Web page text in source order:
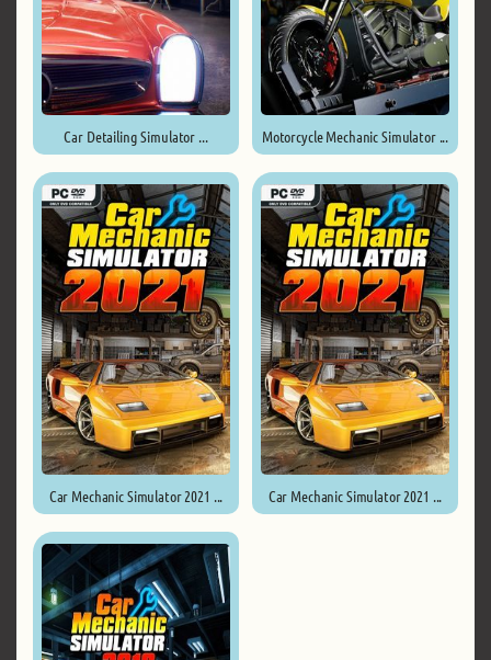
Car Detailing Simulator ... Motorcycle Mechanic Simulator ...
Car Mechanic Simulator 2021 ... Car Mechanic Simulator 2021 ...